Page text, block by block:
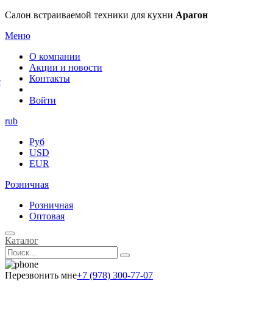
Салон встраиваемой техники для кухни Арагон
Меню
О компании
Акции и новости
Контакты
Войти
rub
Руб
USD
EUR
Розничная
Розничная
Оптовая
Каталог
Перезвонить мне+7 (978) 300-77-07